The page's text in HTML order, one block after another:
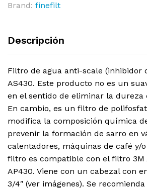
Brand: finefilt
Descripción
Filtro de agua anti-scale (inhibidor
AS430. Este producto no es un
en el sentido de eliminar la dureza
En cambio, es un filtro de
modifica la composición química
prevenir la formación de sarro en
calentadores, máquinas de café y/
filtro es compatible con el filtro 3M
AP430. Viene con un cabezal con
3/4″ (ver imágenes). Se